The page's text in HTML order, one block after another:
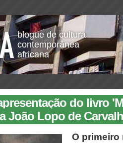
blogue de cultura
contemporânea
africana
do livro
João Lopo de
O